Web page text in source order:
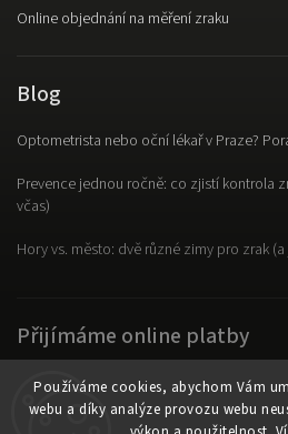
Používáme cookies, abychom Vám
webu a díky analýze provozu webu
Online objednání na měření zraku
Blog
Optometrista nebo oční lékař v Praze?
Prevence jednou ročně: co zjistí kontrola
včas)
Hory vs. město: dvě různé zimy pro zrak
Přijímáme online platby